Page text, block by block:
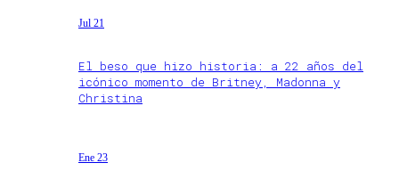
Jul 21
El beso que hizo historia: a 22 años del
icónico momento de Britney, Madonna y
Christina
Ene 23